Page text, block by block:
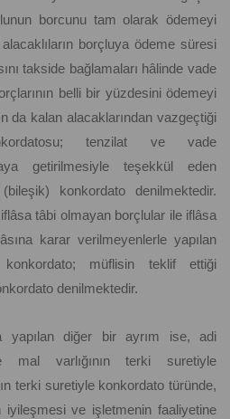
borcunu tam olarak ödemeyi
borçluya ödeme süresi
takside bağlamaları hâlinde vade
belli bir yüzdesini ödemeyi
da kalan alacaklarından vazgeçtiği
tenzilat ve vade
getirilmesiyle teşekkül eden
konkordato denilmektedir.
iflâsa tâbi olmayan borçlular ile iflâsa
karar verilmeyenlerle yapılan
konkordato; müflisin teklif ettiği
denilmektedir.
yapılan diğer bir ayrım ise, adi
mal varlığının terki suretiyle
terki suretiyle konkordato türünde,
iyileşmesi ve işletmenin faaliyetine